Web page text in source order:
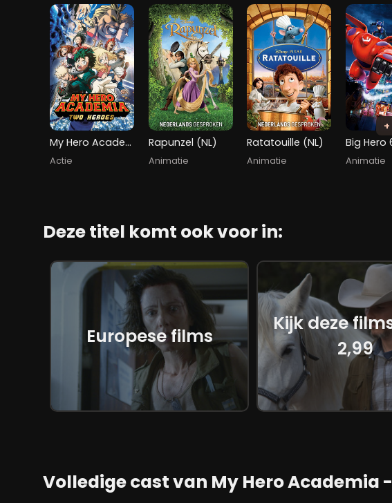
My Hero Academia: Two Heroes
Actie
Rapunzel (NL)
Animatie
Ratatouille (NL)
Animatie
Big Hero
Animatie
Deze titel komt ook voor in:
Europese films
Kijk deze
2,99
Volledige cast van My Hero Academia